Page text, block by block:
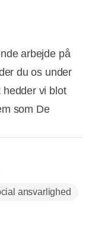
arbejde på
du os under
hedder vi blot
som De
ansvarlighed